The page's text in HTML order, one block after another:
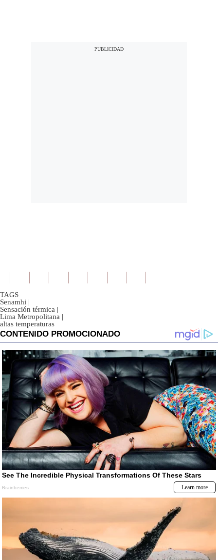
TAGS
Senamhi |
Sensación térmica |
Lima Metropolitana |
altas temperaturas